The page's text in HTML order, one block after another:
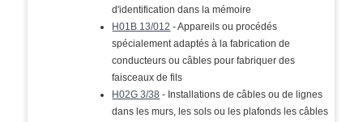
d'identification dans la mémoire
H01B 13/012 - Appareils ou procédés
spécialement adaptés à la fabrication de
conducteurs ou câbles pour fabriquer des
faisceaux de fils
H02G 3/38 - Installations de câbles ou de lignes
dans les murs, les sols ou les plafonds les câbles